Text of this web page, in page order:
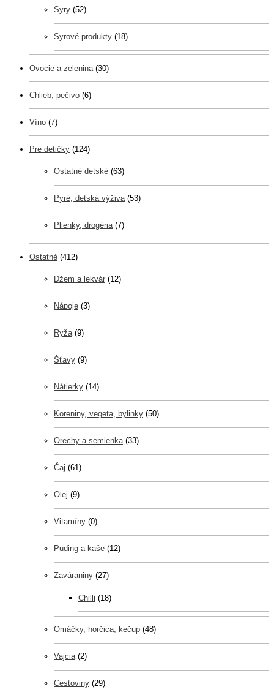
Syry (52)
Syrové produkty (18)
Ovocie a zelenina (30)
Chlieb, pečivo (6)
Víno (7)
Pre detičky (124)
Ostatné detské (63)
Pyré, detská výživa (53)
Plienky, drogéria (7)
Ostatné (412)
Džem a lekvár (12)
Nápoje (3)
Ryža (9)
Šťavy (9)
Nátierky (14)
Koreniny, vegeta, bylinky (50)
Orechy a semienka (33)
Čaj (61)
Olej (9)
Vitamíny (0)
Puding a kaše (12)
Zaváraniny (27)
Chilli (18)
Omáčky, horčica, kečup (48)
Vajcia (2)
Cestoviny (29)